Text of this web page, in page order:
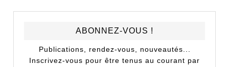
ABONNEZ-VOUS !
Publications, rendez-vous, nouveautés...
Inscrivez-vous pour être tenus au courant par